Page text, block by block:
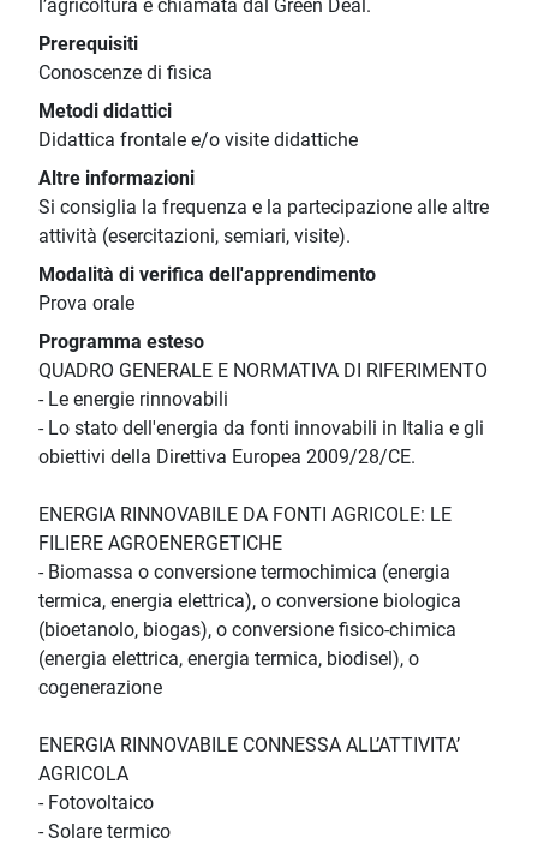
l’agricoltura è chiamata dal Green Deal.
Prerequisiti
Conoscenze di fisica
Metodi didattici
Didattica frontale e/o visite didattiche
Altre informazioni
Si consiglia la frequenza e la partecipazione alle altre
attività (esercitazioni, semiari, visite).
Modalità di verifica dell'apprendimento
Prova orale
Programma esteso
QUADRO GENERALE E NORMATIVA DI RIFERIMENTO
- Le energie rinnovabili
- Lo stato dell'energia da fonti innovabili in Italia e gli
obiettivi della Direttiva Europea 2009/28/CE.
ENERGIA RINNOVABILE DA FONTI AGRICOLE: LE
FILIERE AGROENERGETICHE
- Biomassa o conversione termochimica (energia
termica, energia elettrica), o conversione biologica
(bioetanolo, biogas), o conversione fisico-chimica
(energia elettrica, energia termica, biodisel), o
cogenerazione
ENERGIA RINNOVABILE CONNESSA ALL’ATTIVITA’
AGRICOLA
- Fotovoltaico
- Solare termico